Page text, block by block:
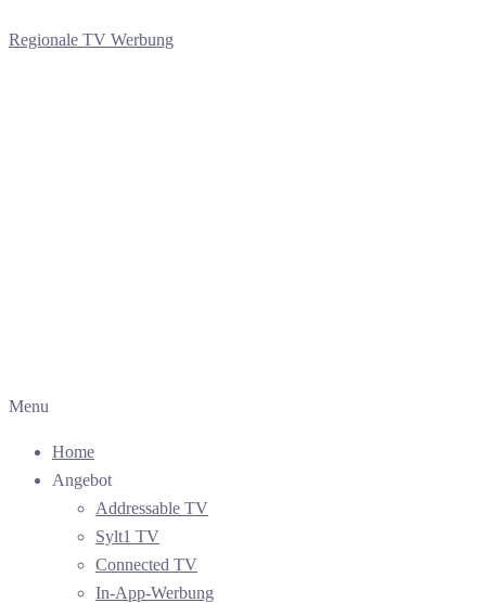
Regionale TV Werbung
Menu
Home
Angebot
Addressable TV
Sylt1 TV
Connected TV
In-App-Werbung